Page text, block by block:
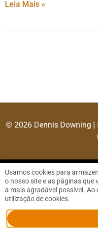
Leia Mais »
© 2026 Dennis Downing |
Usamos cookies para
o nosso site e as páginas que
a mais agradável possível. Ao
utilização de cookies.